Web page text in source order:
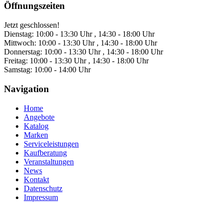
Öffnungszeiten
Jetzt geschlossen!
Dienstag: 10:00 - 13:30 Uhr , 14:30 - 18:00 Uhr
Mittwoch: 10:00 - 13:30 Uhr , 14:30 - 18:00 Uhr
Donnerstag: 10:00 - 13:30 Uhr , 14:30 - 18:00 Uhr
Freitag: 10:00 - 13:30 Uhr , 14:30 - 18:00 Uhr
Samstag: 10:00 - 14:00 Uhr
Navigation
Home
Angebote
Katalog
Marken
Serviceleistungen
Kaufberatung
Veranstaltungen
News
Kontakt
Datenschutz
Impressum